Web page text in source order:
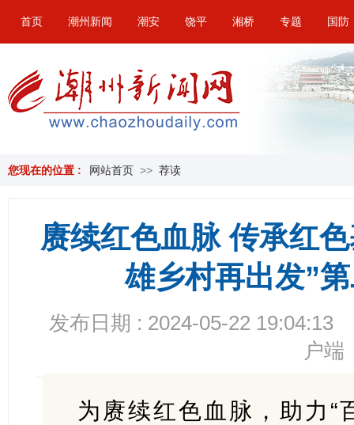
首页 潮州新闻 潮安 饶平 湘桥 专题 国防
您现在的位置 : 网站首页 >> 荐读
赓续红色血脉 传承红
雄乡村再出发”
发布日期 : 2024-05-22 19:04:13
户端
为赓续红色血脉，助力“